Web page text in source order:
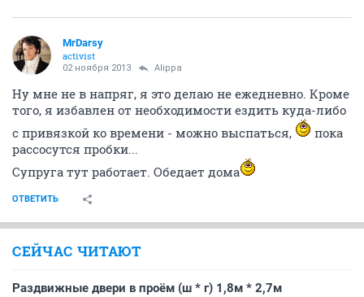
MrDarsy
activist
02 ноября 2013 Alippa
Ну мне не в напряг, я это делаю не ежедневно. Кроме
того, я избавлен от необходимости ездить куда-либо
с привязкой ко времени - можно выспаться,
пока
рассосутся пробки...
Супруга тут работает. Обедает дома
ОТВЕТИТЬ
СЕЙЧАС ЧИТАЮТ
Раздвижные двери в проём (ш * г) 1,8м * 2,7м